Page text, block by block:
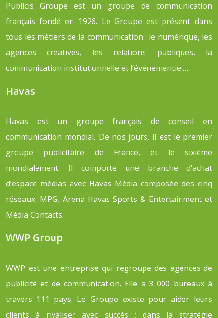
Publicis Groupe est un groupe de communication
français fondé en 1926. Le Groupe est présent dans
tous les métiers de la communication : le numérique, les
agences créatives, les relations publiques, la
communication institutionnelle et l’événementiel….
Havas
Havas est un groupe français de conseil en
communication mondial. De nos jours, il est le premier
groupe publicitaire de France, et le sixième
mondialement. Il comporte une branche d’achat
d’espace médias avec Havas Média composée des cinq
réseaux, MPG, Arena Havas Sports & Entertainment et
Média Contacts.
WWP Group
WWP est une entreprise qui regroupe des agences de
publicité et de communication. Elle a 3 000 bureaux à
travers 111 pays. Le Groupe existe pour aider leurs
clients à rivaliser avec succès : dans la stratégie